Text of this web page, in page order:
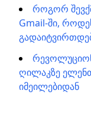
როგორ
Gmail-ში,
ღილაკზე
იმეილებიდან